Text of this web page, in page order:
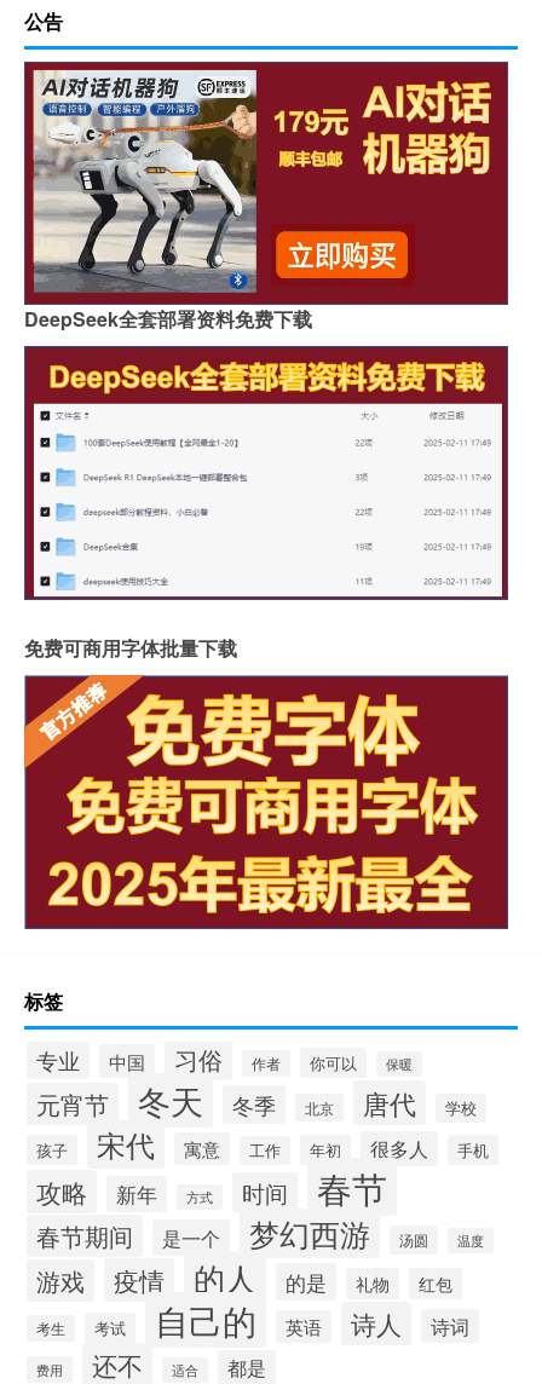
公告
DeepSeek全套部署资料免费下载
免费可商用字体批量下载
标签
专业 中国 习俗 作者 你可以 保暖
元宵节 冬天 冬季 北京 唐代 学校
孩子 宋代 寓意 工作 年初 很多人 手机
攻略 新年 方式 时间 春节
春节期间 是一个 梦幻西游 汤圆 温度
游戏 疫情 的人 的是 礼物 红包
考生 考试 自己的 英语 诗人 诗词
费用 还不 适合 都是